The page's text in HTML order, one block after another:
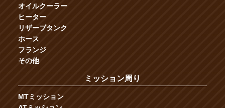
オイルクーラー
ヒーター
リザーブタンク
ホース
フランジ
その他
ミッション周り
MTミッション